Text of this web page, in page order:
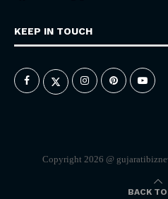
KEEP IN TOUCH
Copyright 2026 @
BACK